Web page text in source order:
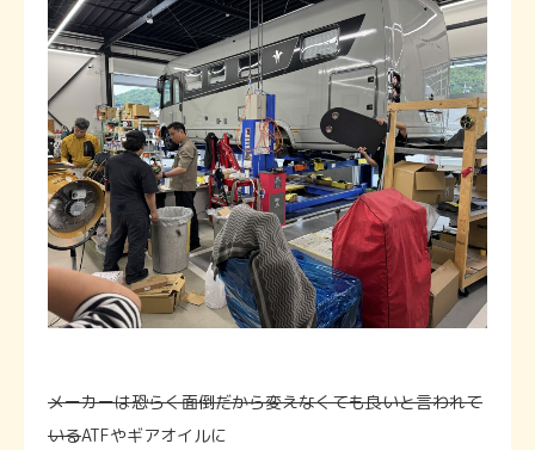
メーカーは恐らく面倒だから変えなくても良いと言われて
いるATFやギアオイルに